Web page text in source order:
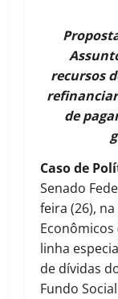
recursos
de
Caso de
Senado
feira (26),
Econômicos
linha
de dívidas
Fundo